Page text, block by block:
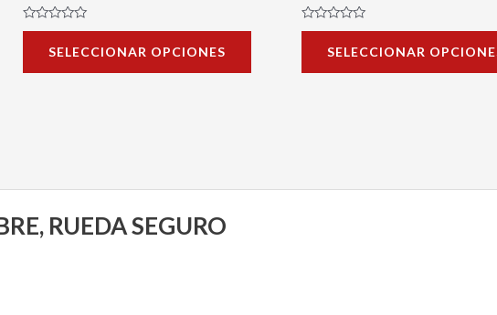
Valorado
SELECCIONAR OPCIONES
Valorado
SELECCIONAR
RUEDA SEGURO